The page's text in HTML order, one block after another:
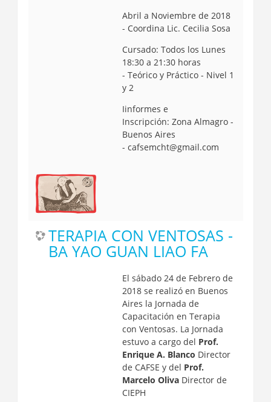
Abril a Noviembre de 2018
- Coordina Lic. Cecilia Sosa
Cursado: Todos los Lunes
18:30 a 21:30 horas
- Teórico y Práctico - Nivel 1
y 2
Iinformes e
Inscripción: Zona Almagro -
Buenos Aires
- cafsemcht@gmail.com
TERAPIA CON VENTOSAS -
BA YAO GUAN LIAO FA
El sábado 24 de Febrero de
2018 se realizó en Buenos
Aires la Jornada de
Capacitación en Terapia
con Ventosas. La Jornada
estuvo a cargo del Prof.
Enrique A. Blanco Director
de CAFSE y del Prof.
Marcelo OlivaDirector de
CIEPH